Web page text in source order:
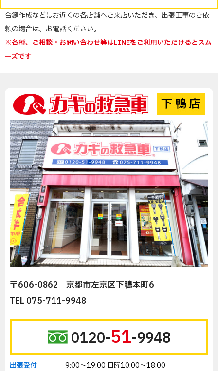
合鍵作成などはお近くの各店舗へご来店いただき、出張工事のご依
頼の場合は、お電話ください。
※各種、ご相談・お問い合わせ等はLINEをご利用いただけるとスム
ーズです
〒606-0862 京都市左京区下鴨本町6
TEL 075-711-9948
0120-51-9948
出張受付
9:00～19:00 日曜10:00～18:00